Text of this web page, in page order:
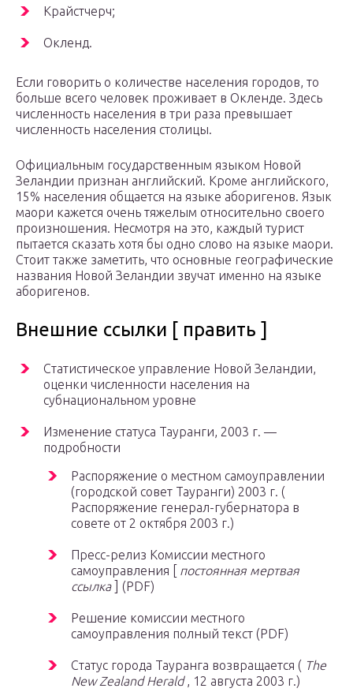
Крайстчерч;
Окленд.
Если говорить о количестве населения городов, то
больше всего человек проживает в Окленде. Здесь
численность населения в три раза превышает
численность населения столицы.
Официальным государственным языком Новой
Зеландии признан английский. Кроме английского,
15% населения общается на языке аборигенов. Язык
маори кажется очень тяжелым относительно своего
произношения. Несмотря на это, каждый турист
пытается сказать хотя бы одно слово на языке маори.
Стоит также заметить, что основные географические
названия Новой Зеландии звучат именно на языке
аборигенов.
Внешние ссылки [ править ]
Статистическое управление Новой Зеландии,
оценки численности населения на
субнациональном уровне
Изменение статуса Тауранги, 2003 г. —
подробности
Распоряжение о местном самоуправлении
(городской совет Тауранги) 2003 г. (
Распоряжение генерал-губернатора в
совете от 2 октября 2003 г.)
Пресс-релиз Комиссии местного
самоуправления [ постоянная мертвая
ссылка] (PDF)
Решение комиссии местного
самоуправления полный текст (PDF)
Статус города Тауранга возвращается ( The
New Zealand Herald, 12 августа 2003 г.)